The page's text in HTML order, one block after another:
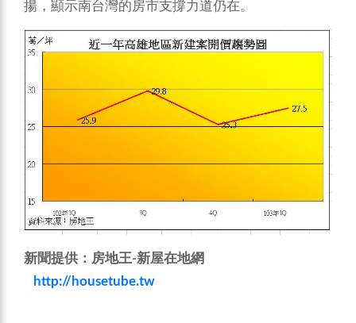
揚，顯示南台灣的房市支撐力道仍在。
新聞提供：房地王-新屋在地網
http://housetube.tw